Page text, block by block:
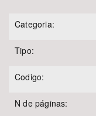
Categoria:
Tipo:
Codigo:
N de páginas: